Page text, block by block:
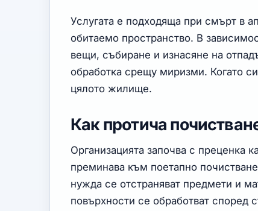
Услугата е подходяща при смърт в
обитаемо пространство. В
вещи, събиране и изнасяне на
обработка срещу миризми. Когато
цялото жилище.
Как протича
Организацията започва с преценка
преминава към поетапно
нужда се отстраняват предмети и
повърхности се обработват според